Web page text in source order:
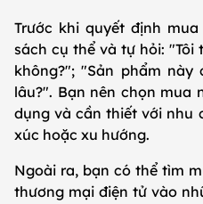
Trước khi quyết định
sách cụ thể và tự hỏi: "Tôi
không?"; "Sản phẩm
lâu?". Bạn nên chọn mua
dụng và cần thiết với nhu
xúc hoặc xu hướng.
Ngoài ra, bạn có thể tìm
thương mại điện tử vào